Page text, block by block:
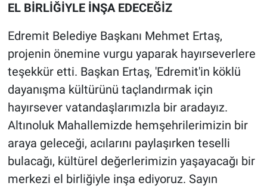
EL BİRLİĞİYLE İNŞA EDECEĞİZ
Edremit Belediye Başkanı Mehmet Ertaş,
projenin önemine vurgu yaparak hayırseverlere
teşekkür etti. Başkan Ertaş, 'Edremit'in köklü
dayanışma kültürünü taçlandırmak için
hayırsever vatandaşlarımızla bir aradayız.
Altınoluk Mahallemizde hemşehrilerimizin bir
araya geleceği, acılarını paylaşırken teselli
bulacağı, kültürel değerlerimizin yaşayacağı bir
merkezi el birliğiyle inşa ediyoruz. Sayın